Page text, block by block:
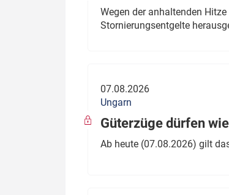
Wegen der anhaltenden
Stornierungsentgelte
07.08.2026
Ungarn
Güterzüge dürfen
Ab heute (07.08.2026) gilt